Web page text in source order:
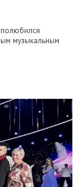
музыкальным